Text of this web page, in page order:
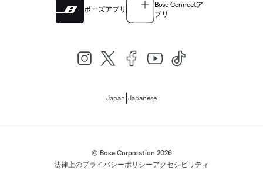
ボーズアプリ
Bose Connectア
プリ
Japan Japanese
© Bose Corporation 2026
法律上のプライバシーポリシーアクセシビリティ